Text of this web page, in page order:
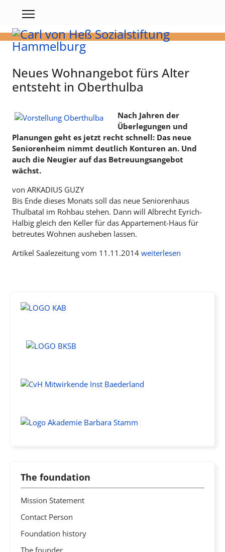
Neues Wohnangebot fürs Alter
entsteht in Oberthulba
Nach Jahren der
Überlegungen und
Planungen geht es jetzt recht schnell: Das neue
Seniorenheim nimmt deutlich Konturen an. Und
auch die Neugier auf das Betreuungsangebot
wächst.
von ARKADIUS GUZY
Bis Ende dieses Monats soll das neue Seniorenhaus
Thulbatal im Rohbau stehen. Dann will Albrecht Eyrich-
Halbig gleich den Keller für das Appartement-Haus für
betreutes Wohnen ausheben lassen.
Artikel Saalezeitung vom 11.11.2014 weiterlesen
The foundation
Mission Statement
Contact Person
Foundation history
The founder